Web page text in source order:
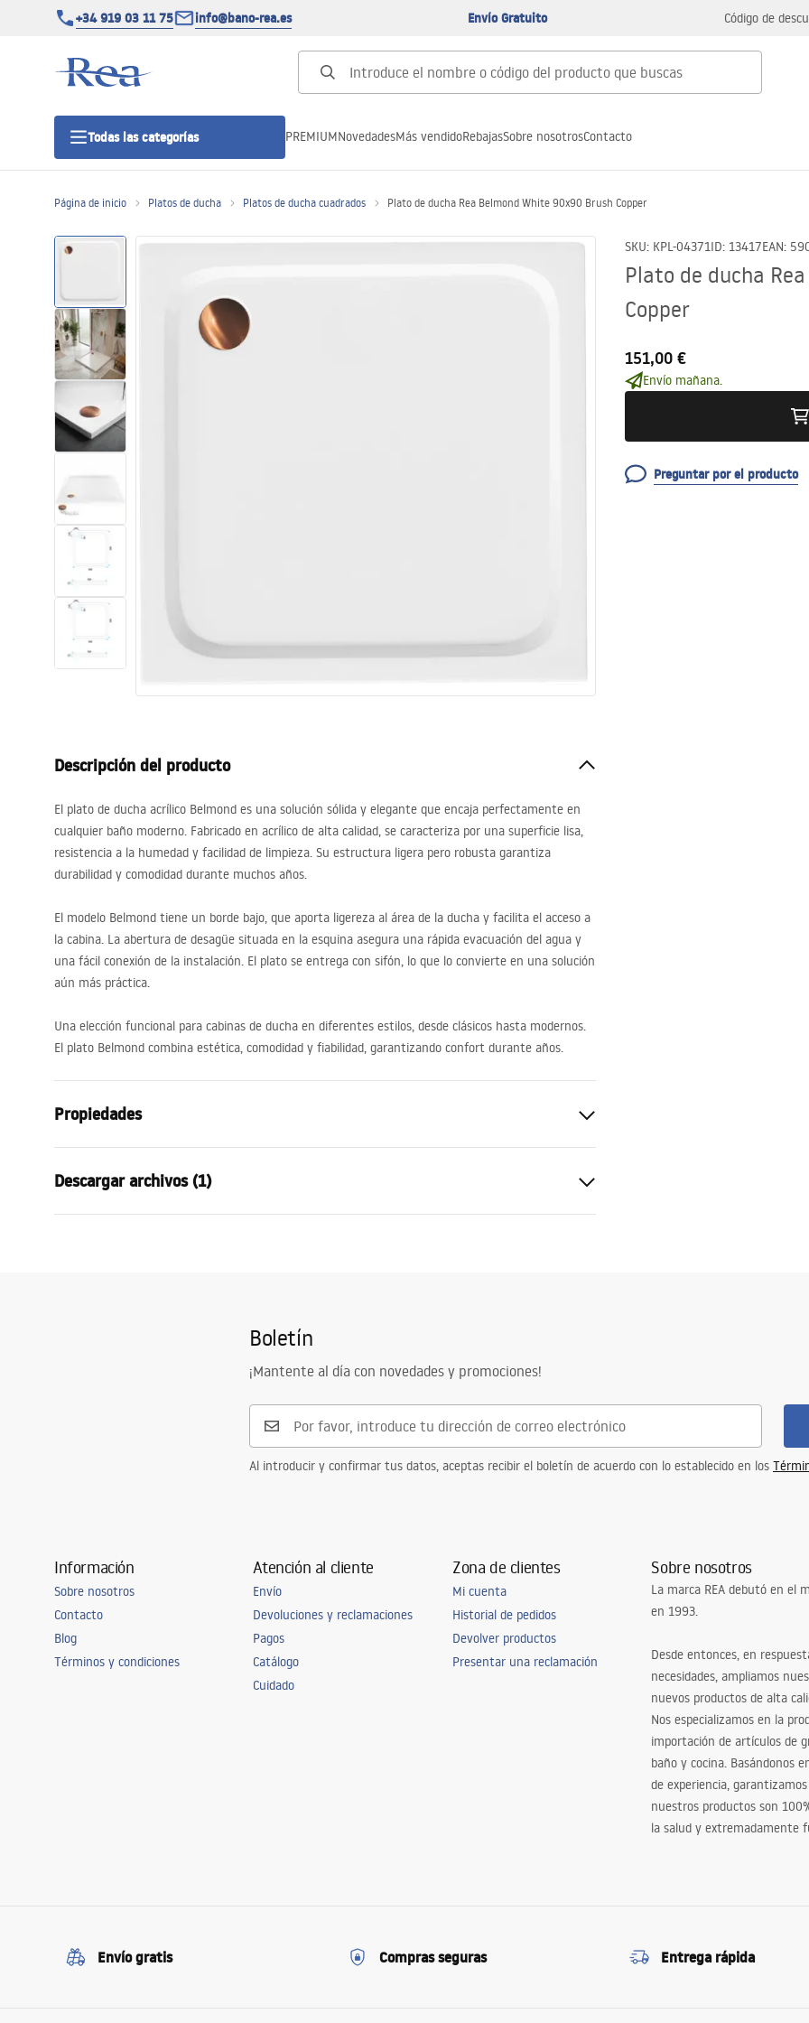
+34 919 03 11 75 info@bano-rea.es Envío Gratuito Código de
Todas las categorías
Platos de ducha
Drenajes lineales
Inodoro, Bidé
Lavabos
Bañeras y mamparas
Grifería
PREMIUMNovedadesMás vendidoRebajasSobre nosotrosContacto
Página de inicio Platos de ducha Platos de ducha cuadrados Plato de ducha Rea Belmond White 90x90 Brush Copper
SKU: KPL-04371ID: 13417EAN:
Plato de ducha
Copper
151,00 €
Envío mañana.
Preguntar por el producto
Descripción del producto
El plato de ducha acrílico Belmond es una solución sólida y elegante que encaja perfectamente en
cualquier baño moderno. Fabricado en acrílico de alta calidad, se caracteriza por una superficie lisa,
resistencia a la humedad y facilidad de limpieza. Su estructura ligera pero robusta garantiza
durabilidad y comodidad durante muchos años.
El modelo Belmond tiene un borde bajo, que aporta ligereza al área de la ducha y facilita el acceso a
la cabina. La abertura de desagüe situada en la esquina asegura una rápida evacuación del agua y
una fácil conexión de la instalación. El plato se entrega con sifón, lo que lo convierte en una solución
aún más práctica.
Una elección funcional para cabinas de ducha en diferentes estilos, desde clásicos hasta modernos.
El plato Belmond combina estética, comodidad y fiabilidad, garantizando confort durante años.
Propiedades
Material
Longitud
900mm
No
2 años
Descargar archivos (1)
Boletín
¡Mantente al día con novedades y promociones!
Al introducir y confirmar tus datos, aceptas recibir el boletín de acuerdo con lo establecido en los
Información
Sobre nosotros
Contacto
Blog
Términos y condiciones
Atención al cliente
Envío
Devoluciones y reclamaciones
Pagos
Catálogo
Cuidado
Zona de clientes
Mi cuenta
Historial de pedidos
Devolver productos
Presentar una reclamación
Sobre nosotros
La marca REA debutó en el
en 1993.
Desde entonces, en
necesidades, ampliamos
nuevos productos de alta
Nos especializamos en la
importación de artículos de
baño y cocina. Basándonos
de experiencia,
nuestros productos son
la salud y extremadamente
Envío gratis Compras seguras Entrega rápida